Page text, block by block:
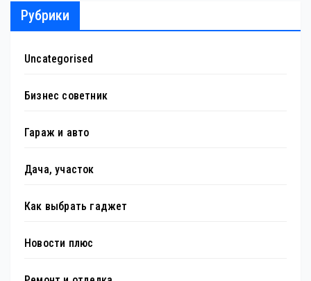
Рубрики
Uncategorised
Бизнес советник
Гараж и авто
Дача, участок
Как выбрать гаджет
Новости плюс